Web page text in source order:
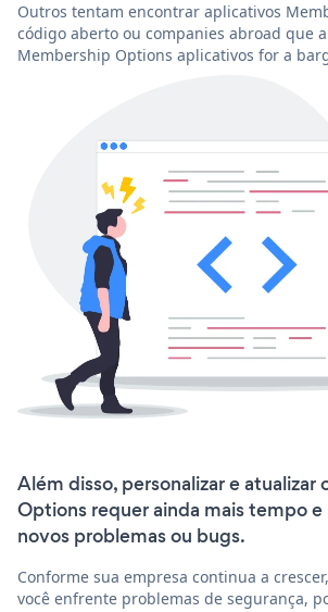
Outros tentam encontrar aplicativos
código aberto ou companies abroad que
Membership Options aplicativos for a
Além disso, personalizar e atualizar
Options requer ainda mais tempo e
novos problemas ou bugs.
Conforme sua empresa continua a
você enfrente problemas de segurança,